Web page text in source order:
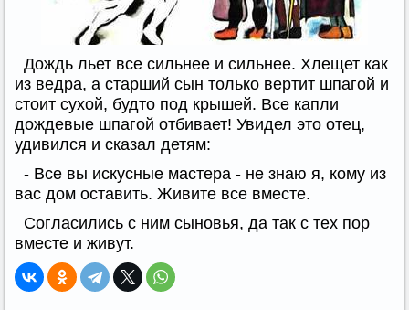
Дождь льет все сильнее и сильнее. Хлещет как
из ведра, а старший сын только вертит шпагой и
стоит сухой, будто под крышей. Все капли
дождевые шпагой отбивает! Увидел это отец,
удивился и сказал детям:
- Все вы искусные мастера - не знаю я, кому из
вас дом оставить. Живите все вместе.
Согласились с ним сыновья, да так с тех пор
вместе и живут.